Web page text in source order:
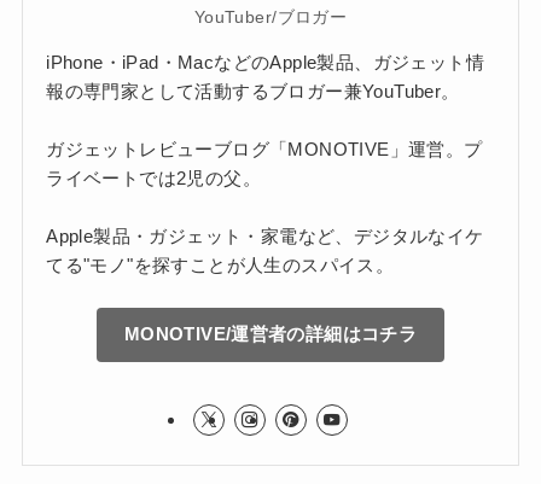
YouTuber/ブロガー
iPhone・iPad・MacなどのApple製品、ガジェット情
報の専門家として活動するブロガー兼YouTuber。
ガジェットレビューブログ「MONOTIVE」運営。プ
ライベートでは2児の父。
Apple製品・ガジェット・家電など、デジタルなイケ
てる"モノ"を探すことが人生のスパイス。
MONOTIVE/運営者の詳細はコチラ